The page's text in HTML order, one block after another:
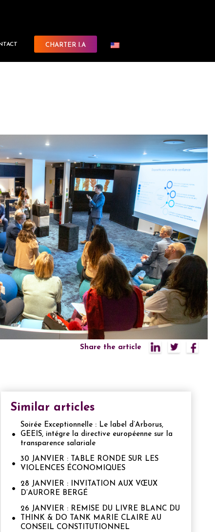
CHARTER I.A
Share the article
Similar articles
Soirée Exceptionnelle : Le label d’Arborus,
GEEIS, intégre la directive européenne sur la
transparence salariale
30 JANVIER : TABLE RONDE SUR LES
VIOLENCES ÉCONOMIQUES
28 JANVIER : INVITATION AUX VŒUX
D’AURORE BERGÉ
26 JANVIER : REMISE DU LIVRE BLANC DU
THINK & DO TANK MARIE CLAIRE AU
CONSEIL CONSTITUTIONNEL